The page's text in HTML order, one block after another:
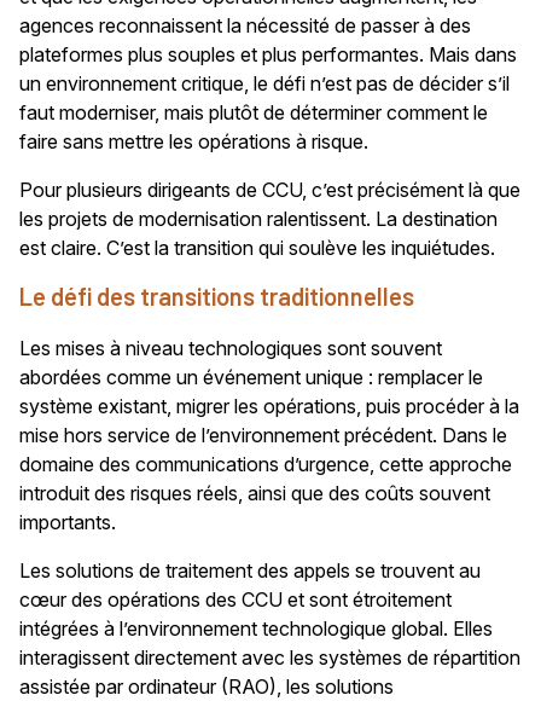
agences reconnaissent la nécessité de passer à des
plateformes plus souples et plus performantes. Mais dans
un environnement critique, le défi n’est pas de décider s’il
faut moderniser, mais plutôt de déterminer comment le
faire sans mettre les opérations à risque.
Pour plusieurs dirigeants de CCU, c’est précisément là que
les projets de modernisation ralentissent. La destination
est claire. C’est la transition qui soulève les inquiétudes.
Le défi des transitions traditionnelles
Les mises à niveau technologiques sont souvent
abordées comme un événement unique : remplacer le
système existant, migrer les opérations, puis procéder à la
mise hors service de l’environnement précédent. Dans le
domaine des communications d’urgence, cette approche
introduit des risques réels, ainsi que des coûts souvent
importants.
Les solutions de traitement des appels se trouvent au
cœur des opérations des CCU et sont étroitement
intégrées à l’environnement technologique global. Elles
interagissent directement avec les systèmes de répartition
assistée par ordinateur (RAO), les solutions